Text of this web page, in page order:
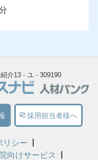
介13 - ユ - 309190
採用担当者様へ
リシー
向けサービス